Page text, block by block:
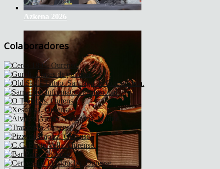
Azkena 2026
Colaboradores